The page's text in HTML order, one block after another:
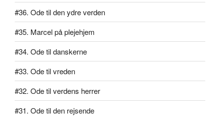
#36. Ode til den ydre verden
#35. Marcel på plejehjem
#34. Ode til danskerne
#33. Ode til vreden
#32. Ode til verdens herrer
#31. Ode til den rejsende